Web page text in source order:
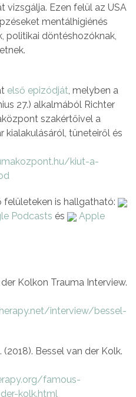
vizsgálja. Ezen felül az USA
mentálhigiénés
politikai döntéshozóknak,
első epizódját, melyben a
27.) alkalmából Richter
szakértőivel a
tüneteiről és
kiut-a-
is hallgatható:
Podcasts és
Apple
Kolkon Trauma Interview.
interview/bessel-
Bessel van der Kolk.
famous-
kolk.html